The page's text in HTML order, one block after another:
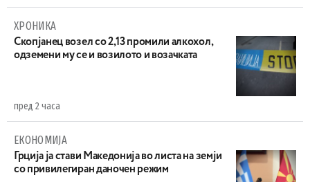
ХРОНИКА
Скопјанец возел со 2,13 промили алкохол,
одземени му се и возилото и возачката
пред 2 часа
ЕКОНОМИЈА
Грција ја стави Македонија во листа на земји
со привилегиран даночен режим